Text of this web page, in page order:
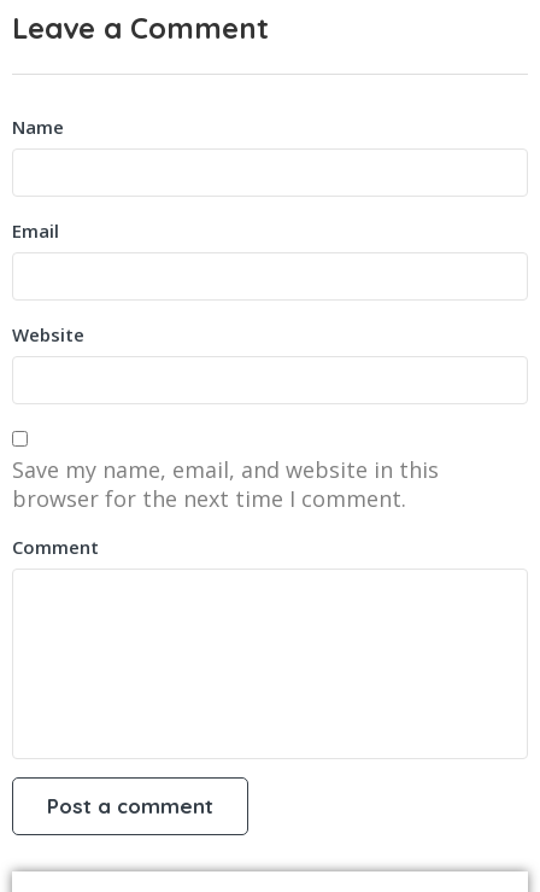
Leave a Comment
Name
Email
Website
Save my name, email, and website in this
browser for the next time I comment.
Comment